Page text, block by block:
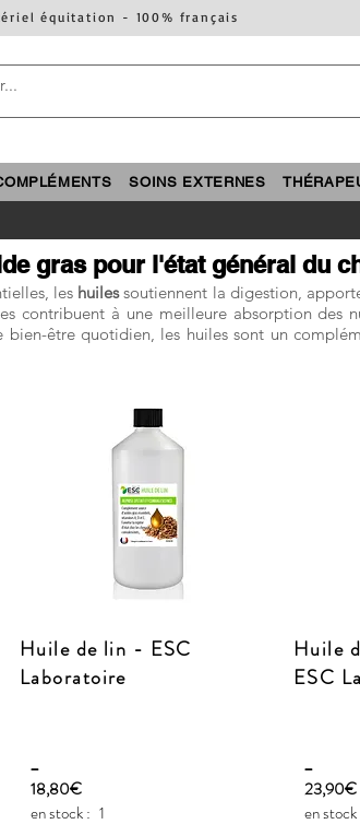
équitation - 100% français
SOINS EXTERNES
gras pour l'état général du
les huilessoutiennent la digestion,
contribuent à une meilleure absorption
bien-être quotidien, les huiles sont un
Huile de lin - ESC
Laboratoire
_
18,80€
en stock : 1
Huile
ESC
_
23,90€
en stock